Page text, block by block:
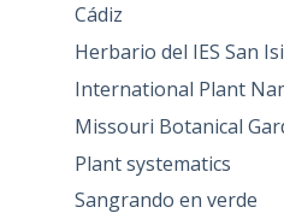
Cádiz
Herbario del IES San
International Plant
Missouri Botanical
Plant systematics
Sangrando en verde